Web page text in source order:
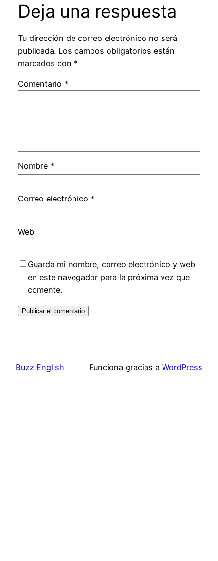
Deja una respuesta
Tu dirección de correo electrónico no será
publicada. Los campos obligatorios están
marcados con *
Comentario *
Nombre *
Correo electrónico *
Web
Guarda mi nombre, correo electrónico y web
en este navegador para la próxima vez que
comente.
Buzz English Funciona gracias a WordPress